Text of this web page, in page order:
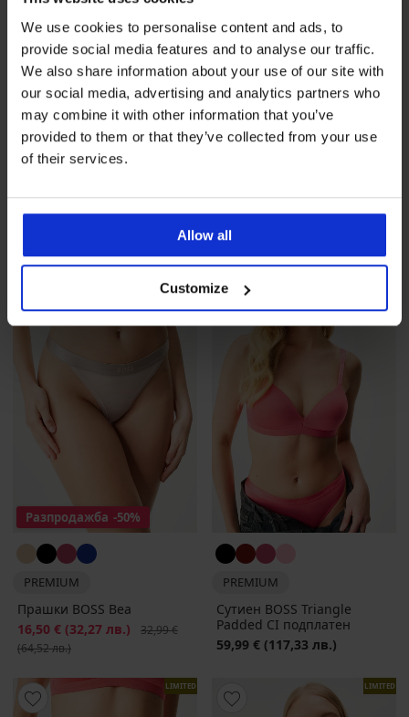
We use cookies to personalise content and ads, to
provide social media features and to analyse our traffic.
We also share information about your use of our site with
our social media, advertising and analytics partners who
may combine it with other information that you’ve
provided to them or that they’ve collected from your use
of their services.
Allow all
Customize
3+1 БЕЗПЛАТНО
PREMIUM
3+1 БЕЗПЛАТНО
Разпродажба -30%
PREMIUM
(93,86 лв.)
LIMITED
Разпродажба -50%
PREMIUM
Прашки BOSS Bea
Намаление
16,50 € (32,27 лв.) Първоначална цена
32,99 €
(64,52 лв.)
LIMITED
PREMIUM
Сутиен BOSS Triangle
Padded CI подплатен
59,99 € (117,33 лв.)
LIMITED LIMITED